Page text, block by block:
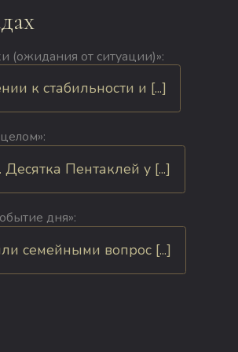
(ожидания от ситуации)»:
к стабильности и [...]
Пентаклей у [...]
дня»:
семейными вопрос [...]